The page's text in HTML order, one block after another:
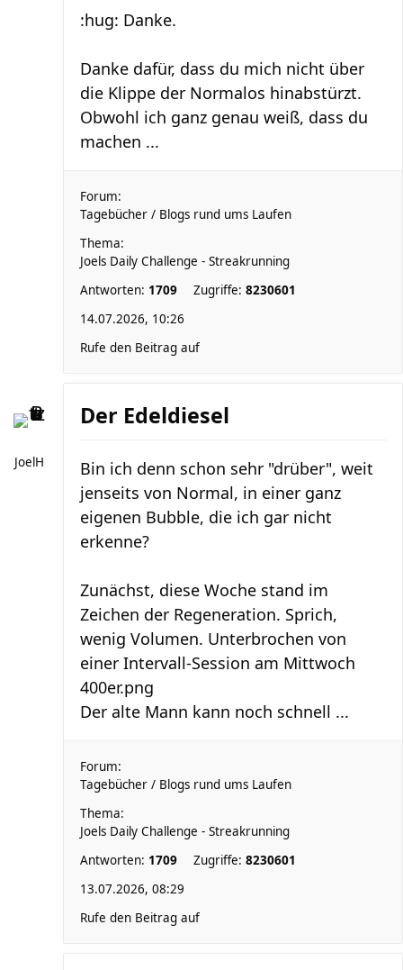
:hug: Danke.
Danke dafür, dass du mich nicht über
die Klippe der Normalos hinabstürzt.
Obwohl ich ganz genau weiß, dass du
machen ...
Forum:
Tagebücher / Blogs rund ums Laufen
Thema:
Joels Daily Challenge - Streakrunning
Antworten: 1709 Zugriffe: 8230601
14.07.2026, 10:26
Rufe den Beitrag auf
JoelH
Der Edeldiesel
Bin ich denn schon sehr "drüber", weit
jenseits von Normal, in einer ganz
eigenen Bubble, die ich gar nicht
erkenne?
Zunächst, diese Woche stand im
Zeichen der Regeneration. Sprich,
wenig Volumen. Unterbrochen von
einer Intervall-Session am Mittwoch
400er.png
Der alte Mann kann noch schnell ...
Forum:
Tagebücher / Blogs rund ums Laufen
Thema:
Joels Daily Challenge - Streakrunning
Antworten: 1709 Zugriffe: 8230601
13.07.2026, 08:29
Rufe den Beitrag auf